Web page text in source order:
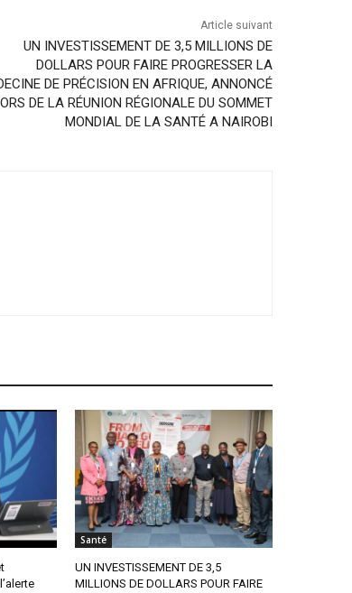
Article suivant
UN INVESTISSEMENT DE 3,5 MILLIONS DE
DOLLARS POUR FAIRE PROGRESSER LA
DE PRÉCISION EN AFRIQUE, ANNONCÉ
DE LA RÉUNION RÉGIONALE DU SOMMET
MONDIAL DE LA SANTÉ A NAIROBI
Santé
UN INVESTISSEMENT DE 3,5
MILLIONS DE DOLLARS POUR FAIRE